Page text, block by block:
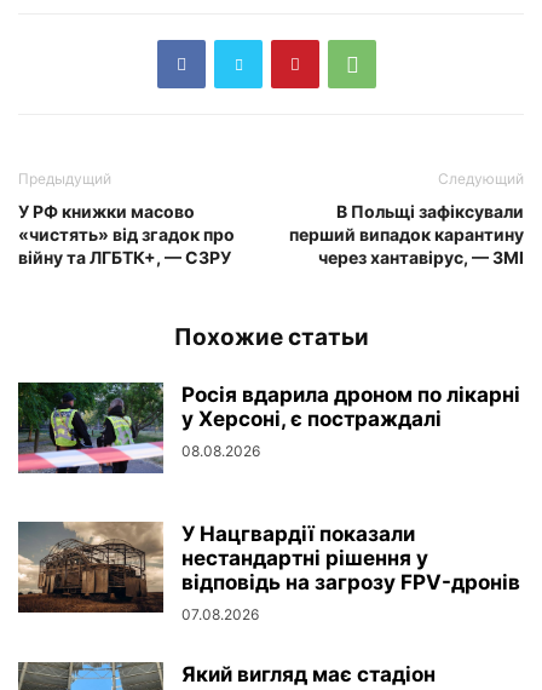
Предыдущий
У РФ книжки масово
«чистять» від згадок про
війну та ЛГБТК+, — СЗРУ
Следующий
В Польщі зафіксували
перший випадок карантину
через хантавірус, — ЗМІ
Похожие статьи
Росія вдарила дроном по лікарні
у Херсоні, є постраждалі
08.08.2026
У Нацгвардії показали
нестандартні рішення у
відповідь на загрозу FPV-дронів
07.08.2026
Який вигляд має стадіон